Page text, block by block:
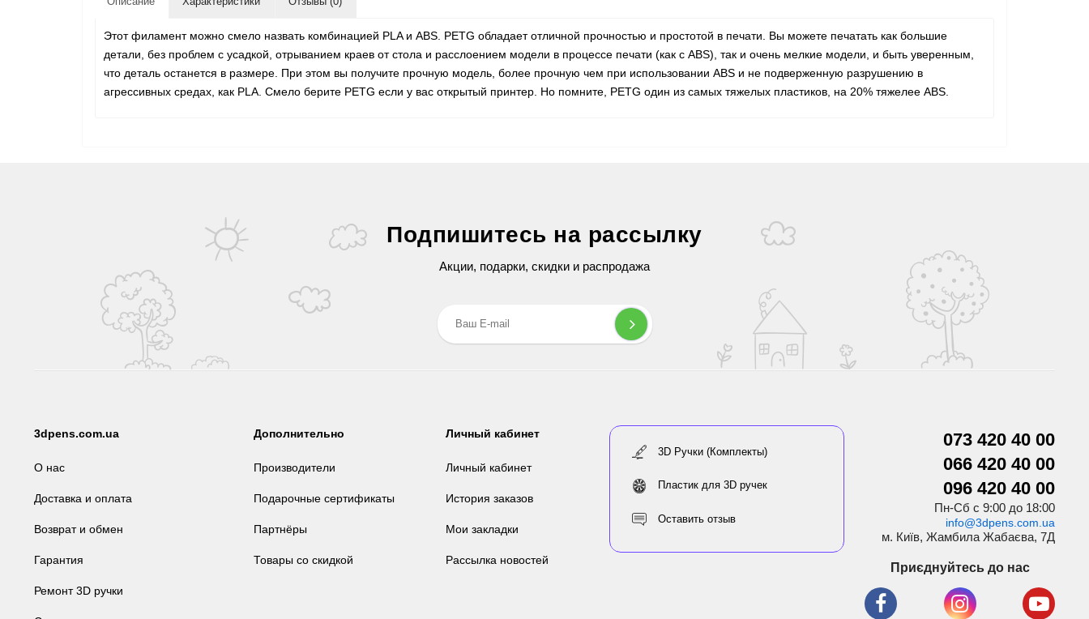
Этот филамент можно смело назвать комбинацией PLA и ABS. PETG обладает отличной прочностью и простотой в печати. Вы можете печатать как большие
детали, без проблем с усадкой, отрыванием краев от стола и расслоением модели в процессе печати (как с ABS), так и очень мелкие модели, и быть уверенным,
что деталь останется в размере. При этом вы получите прочную модель, более прочную чем при использовании ABS и не подверженную разрушению в
агрессивных средах, как PLA. Смело берите PETG если у вас открытый принтер. Но помните, PETG один из самых тяжелых пластиков, на 20% тяжелее ABS.
Подпишитесь на рассылку
Акции, подарки, скидки и распродажа
3dpens.com.ua
О нас
Доставка и оплата
Возврат и обмен
Гарантия
Ремонт 3D ручки
Дополнительно
Производители
Подарочные сертификаты
Партнёры
Товары со скидкой
Личный кабинет
Личный кабинет
История заказов
Мои закладки
Рассылка новостей
3D Ручки (Комплекты)
Пластик для 3D ручек
Оставить отзыв
073 420 40 00
066 420 40 00
096 420 40 00
Пн-Сб с 9:00 до 18:00
info@3dpens.com.ua
м. Київ, Жамбила Жабаєва, 7Д
Приєднуйтесь до нас